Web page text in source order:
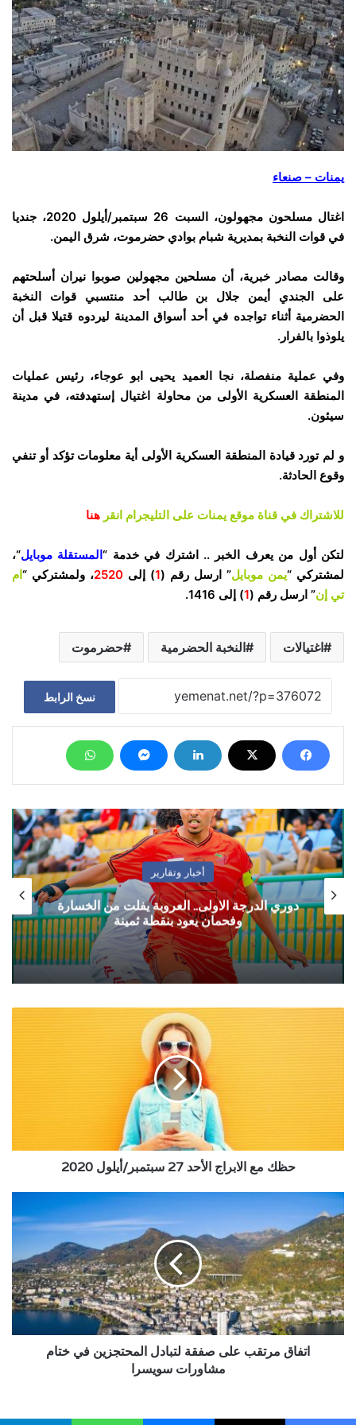
يمنات – صنعاء
اغتال مسلحون مجهولون، السبت 26 سبتمبر/أيلول 2020، جنديا
في قوات النخبة بمديرية شبام بوادي حضرموت، شرق اليمن.
وقالت مصادر خبرية، أن مسلحين مجهولين صوبوا نيران أسلحتهم
على الجندي أيمن جلال بن طالب أحد منتسبي قوات النخبة
الحضرمية أثناء تواجده في أحد أسواق المدينة ليردوه قتيلا قبل أن
يلوذوا بالفرار.
وفي عملية منفصلة، نجا العميد يحيى ابو عوجاء، رئيس عمليات
المنطقة العسكرية الأولى من محاولة اغتيال إستهدفته، في مدينة
سيئون.
و لم تورد قيادة المنطقة العسكرية الأولى أية معلومات تؤكد أو تنفي
وقوع الحادثة.
للاشتراك في قناة موقع يمنات على التليجرام انقر هنا
لتكن أول من يعرف الخبر .. اشترك في خدمة “المستقلة موبايل“،
لمشتركي “يمن موبايل” ارسل رقم (1) إلى 2520، ولمشتركي “ام
تي إن” ارسل رقم (1) إلى 1416.
اغتيالات النخبة الحضرمية حضرموت
نسخ الرابط
أخبار وتقارير
دوري الدرجة الاولى.. العروبة يفلت من الخسارة
وفحمان يعود بنقطة ثمينة
الابراج
حظك مع الابراج الأحد 27 سبتمبر/أيلول 2020
اتفاق
مرتقب
على
صفقة
لتبادل
المحتجزين
في
ختام
مشاورات
سويسرااتفاق مرتقب على صفقة لتبادل المحتجزين في ختام
مشاورات سويسرا